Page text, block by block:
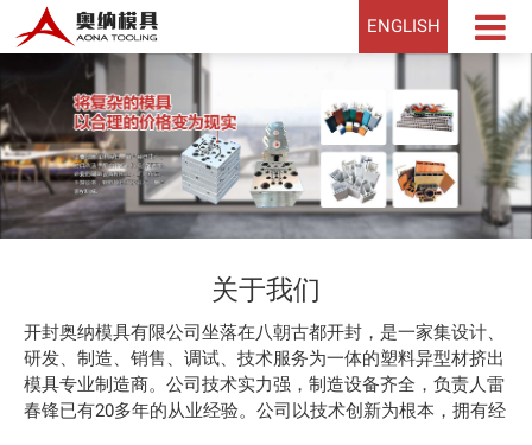
ENGLISH
关于我们
开封奥纳模具有限公司坐落在八朝古都开封，是一家集设计、
研发、制造、销售、调试、技术服务为一体的塑料异型材挤出
模具专业制造商。公司技术实力强，制造设备齐全，负责人雷
春锋已有20多年的从业经验。公司以技术创新为根本，拥有经